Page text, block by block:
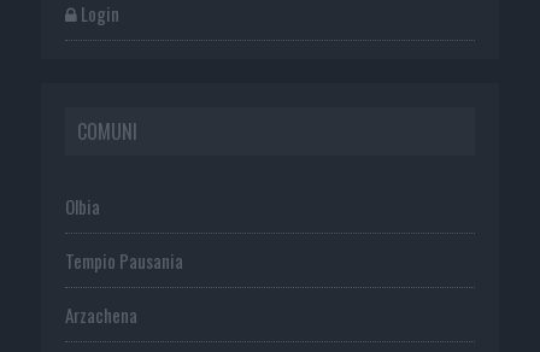
Login
COMUNI
Olbia
Tempio Pausania
Arzachena